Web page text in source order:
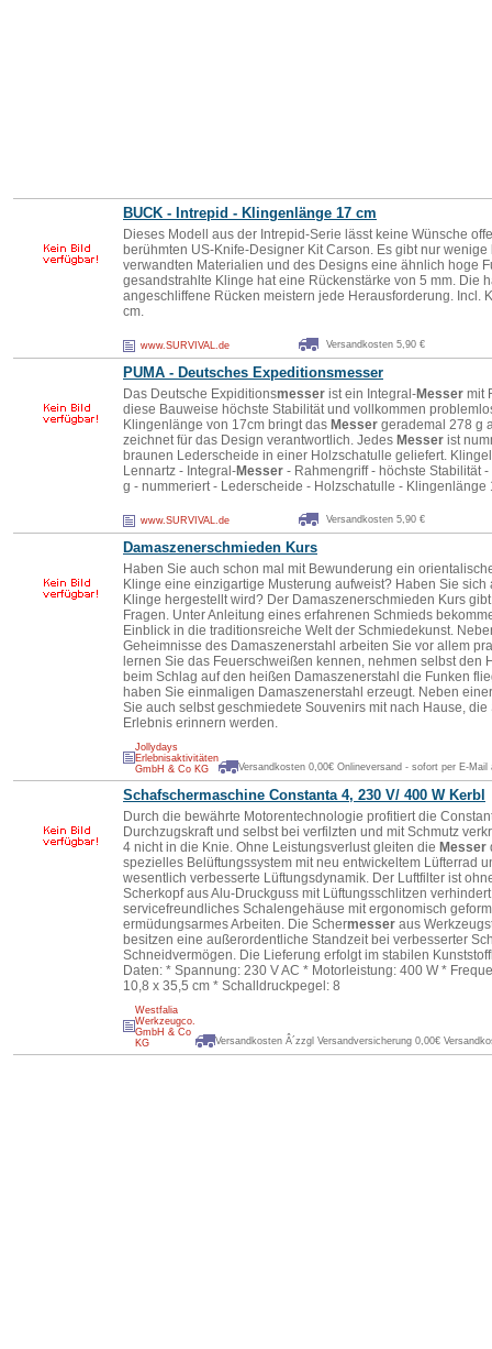
BUCK - Intrepid - Klingenlänge 17 cm
Dieses Modell aus der Intrepid-Serie lässt keine Wünsche
berühmten US-Knife-Designer Kit Carson. Es gibt nur wenige
verwandten Materialien und des Designs eine ähnlich hoge
gesandstrahlte Klinge hat eine Rückenstärke von 5 mm. Die
angeschliffene Rücken meistern jede Herausforderung. Incl.
cm.
www.SURVIVAL.de Versandkosten 5,90 €
PUMA - Deutsches Expeditionsmesser
Das Deutsche Expiditionsmesser ist ein Integral-Messer mit
diese Bauweise höchste Stabilität und vollkommen
Klingenlänge von 17cm bringt das Messer gerademal 278 g
zeichnet für das Design verantwortlich. Jedes Messer ist
braunen Lederscheide in einer Holzschatulle geliefert.
Lennartz - Integral-Messer - Rahmengriff - höchste Stabilität
g - nummeriert - Lederscheide - Holzschatulle - Klingenlänge
www.SURVIVAL.de Versandkosten 5,90 €
Damaszenerschmieden Kurs
Haben Sie auch schon mal mit Bewunderung ein
Klinge eine einzigartige Musterung aufweist? Haben Sie
Klinge hergestellt wird? Der Damaszenerschmieden Kurs
Fragen. Unter Anleitung eines erfahrenen Schmieds
Einblick in die traditionsreiche Welt der Schmiedekunst.
Geheimnisse des Damaszenerstahl arbeiten Sie vor allem
lernen Sie das Feuerschweißen kennen, nehmen selbst den
beim Schlag auf den heißen Damaszenerstahl die Funken
haben Sie einmaligen Damaszenerstahl erzeugt. Neben
Sie auch selbst geschmiedete Souvenirs mit nach Hause,
Erlebnis erinnern werden.
Jollydays
Erlebnisaktivitäten
GmbH & Co KG
Versandkosten 0,00€ Onlineversand - sofort per E-Mail
Schafschermaschine Constanta 4, 230 V/ 400 W Kerbl
Durch die bewährte Motorentechnologie profitiert die
Durchzugskraft und selbst bei verfilzten und mit Schmutz
4 nicht in die Knie. Ohne Leistungsverlust gleiten die Messer
spezielles Belüftungssystem mit neu entwickeltem Lüfterrad
wesentlich verbesserte Lüftungsdynamik. Der Luftfilter ist
Scherkopf aus Alu-Druckguss mit Lüftungsschlitzen
servicefreundliches Schalengehäuse mit ergonomisch
ermüdungsarmes Arbeiten. Die Schermesser aus
besitzen eine außerordentliche Standzeit bei verbesserter
Schneidvermögen. Die Lieferung erfolgt im stabilen
Daten: * Spannung: 230 V AC * Motorleistung: 400 W *
10,8 x 35,5 cm * Schalldruckpegel: 8
Westfalia
Werkzeugco.
GmbH & Co
KG
Versandkosten Â´zzgl Versandversicherung 0,00€